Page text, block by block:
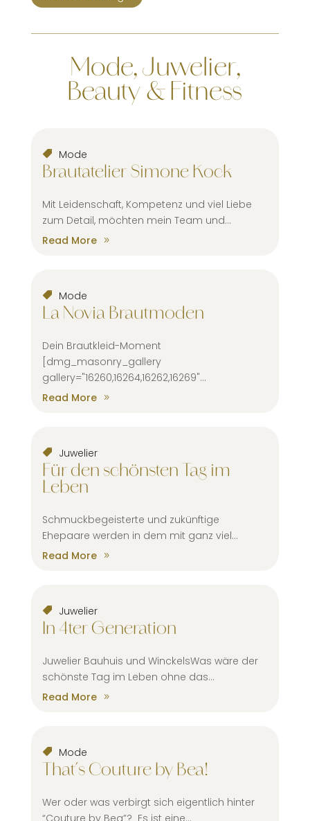
Mode, Juwelier,
Beauty & Fitness
Mode
Brautatelier Simone Kock
Mit Leidenschaft, Kompetenz und viel Liebe
zum Detail, möchten mein Team und...
Read More
Mode
La Novia Brautmoden
Dein Brautkleid-Moment
[dmg_masonry_gallery
gallery="16260,16264,16262,16269"...
Read More
Juwelier
Für den schönsten Tag im
Leben
Schmuckbegeisterte und zukünftige
Ehepaare werden in dem mit ganz viel...
Read More
Juwelier
In 4ter Generation
Juwelier Bauhuis und WinckelsWas wäre der
schönste Tag im Leben ohne das...
Read More
Mode
That´s Couture by Bea!
Wer oder was verbirgt sich eigentlich hinter
“Couture by Bea”? Es ist eine...